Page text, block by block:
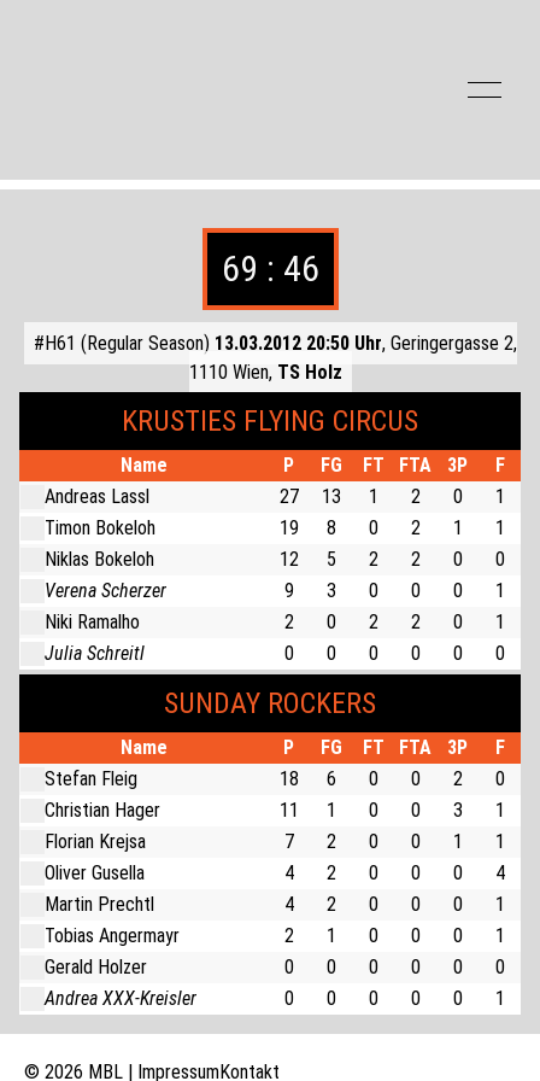
69 : 46
#H61 (Regular Season) 13.03.2012 20:50 Uhr, Geringergasse 2,
1110 Wien, TS Holz
KRUSTIES FLYING CIRCUS
Name P FG FT FTA 3P
F
Andreas Lassl
27 13 1 2 0
1
Timon Bokeloh
19 8 0 2 1
1
Niklas Bokeloh
12 5 2 2 0
0
Verena Scherzer
9 3 0 0 0
1
Niki Ramalho
2 0 2 2 0
1
Julia Schreitl
0 0 0 0 0 0
SUNDAY ROCKERS
Name P FG FT FTA 3P
F
Stefan Fleig
18 6 0 0 2
0
Christian Hager
11 1 0 0 3
1
Florian Krejsa
7 2 0 0 1
1
Oliver Gusella
4 2 0 0 0
4
Martin Prechtl
4 2 0 0 0
1
Tobias Angermayr
2 1 0 0 0
1
Gerald Holzer
0 0 0 0 0
0
Andrea XXX-Kreisler
0 0 0 0 0 1
© 2026 MBL | ImpressumKontakt